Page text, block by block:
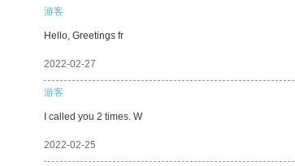
游客
Hello, Greetings fr
2022-02-27
游客
I called you 2 times. W
2022-02-25